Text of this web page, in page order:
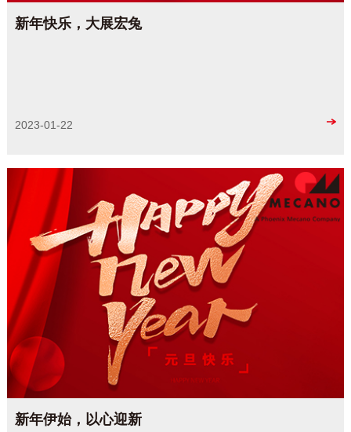
新年快乐，大展宏兔
2023-01-22
新年伊始，以心迎新